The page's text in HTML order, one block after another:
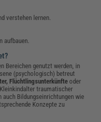
verstehen lernen.
aufbauen.
Bereichen genutzt werden, in
(psychologisch) betreut
Flüchtlingsunterkünfte oder
Kleinkindalter traumatischer
auch Bildungseinrichtungen wie
Konzepte zu